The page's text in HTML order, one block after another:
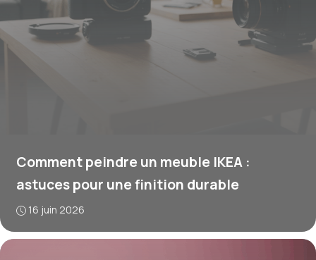
Comment peindre un meuble IKEA :
astuces pour une finition durable
16 juin 2026